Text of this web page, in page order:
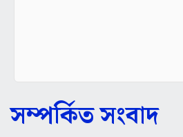
সম্পর্কিত সংবাদ